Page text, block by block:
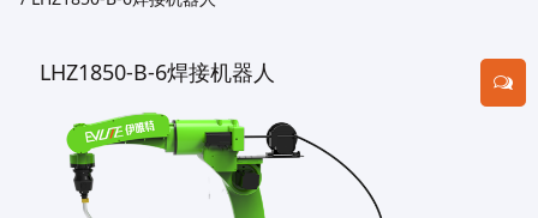
T
LHZ1850-B-6焊接机器人